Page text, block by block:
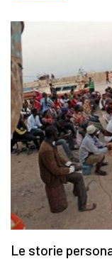
Le storie